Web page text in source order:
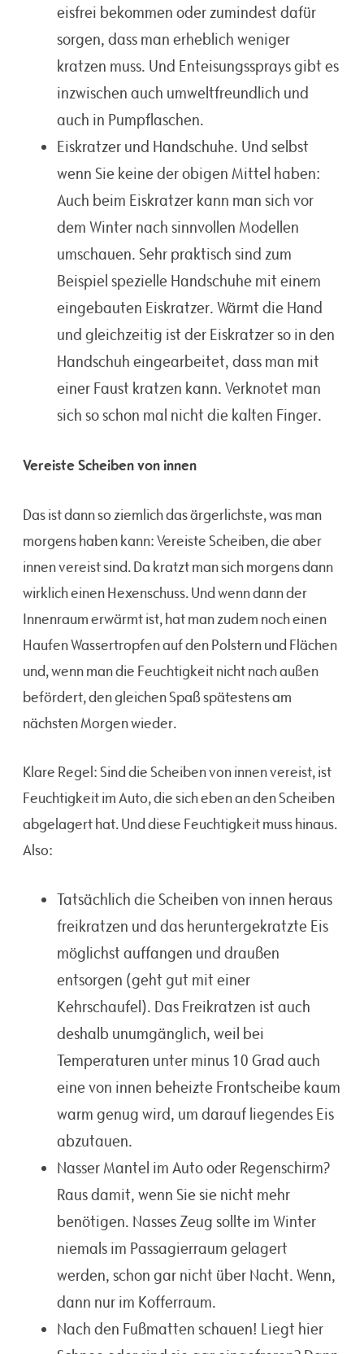
eisfrei bekommen oder zumindest dafür
sorgen, dass man erheblich weniger
kratzen muss. Und Enteisungssprays gibt es
inzwischen auch umweltfreundlich und
auch in Pumpflaschen.
Eiskratzer und Handschuhe. Und selbst
wenn Sie keine der obigen Mittel haben:
Auch beim Eiskratzer kann man sich vor
dem Winter nach sinnvollen Modellen
umschauen. Sehr praktisch sind zum
Beispiel spezielle Handschuhe mit einem
eingebauten Eiskratzer. Wärmt die Hand
und gleichzeitig ist der Eiskratzer so in den
Handschuh eingearbeitet, dass man mit
einer Faust kratzen kann. Verknotet man
sich so schon mal nicht die kalten Finger.
Vereiste Scheiben von innen
Das ist dann so ziemlich das ärgerlichste, was man
morgens haben kann: Vereiste Scheiben, die aber
innen vereist sind. Da kratzt man sich morgens dann
wirklich einen Hexenschuss. Und wenn dann der
Innenraum erwärmt ist, hat man zudem noch einen
Haufen Wassertropfen auf den Polstern und Flächen
und, wenn man die Feuchtigkeit nicht nach außen
befördert, den gleichen Spaß spätestens am
nächsten Morgen wieder.
Klare Regel: Sind die Scheiben von innen vereist, ist
Feuchtigkeit im Auto, die sich eben an den Scheiben
abgelagert hat. Und diese Feuchtigkeit muss hinaus.
Also:
Tatsächlich die Scheiben von innen heraus
freikratzen und das heruntergekratzte Eis
möglichst auffangen und draußen
entsorgen (geht gut mit einer
Kehrschaufel). Das Freikratzen ist auch
deshalb unumgänglich, weil bei
Temperaturen unter minus 10 Grad auch
eine von innen beheizte Frontscheibe kaum
warm genug wird, um darauf liegendes Eis
abzutauen.
Nasser Mantel im Auto oder Regenschirm?
Raus damit, wenn Sie sie nicht mehr
benötigen. Nasses Zeug sollte im Winter
niemals im Passagierraum gelagert
werden, schon gar nicht über Nacht. Wenn,
dann nur im Kofferraum.
Nach den Fußmatten schauen! Liegt hier